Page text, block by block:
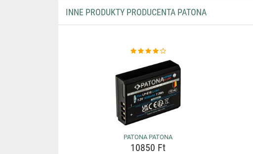
INNE PRODUKTY PRODUCENTA PATONA
PATONA PATONA
10850 Ft